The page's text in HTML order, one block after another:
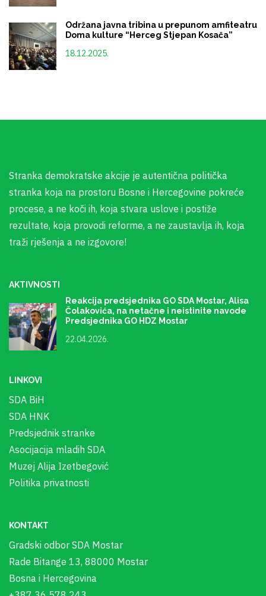
Održana javna tribina u prepunom amfiteatru
Doma kulture “Herceg Stjepan Kosača”
18.12.2025.
Stranka demokratske akcije je autentična politička
stranka koja na prostoru Bosne i Hercegovine pokreće
procese, a ne koči ih, koja stvara uslove i postiže
rezultate, koja provodi reforme, a ne zaustavlja ih, koja
traži rješenja a ne izgovore!
AKTIVNOSTI
Reakcija predsjednika GO SDA Mostar, Alisa
Čolakovića, na netačne i neistinite navode
Predsjednika GO HDZ Mostar
22.04.2026.
LINKOVI
SDA BiH
SDA HNK
Predsjednik stranke
Asocijacija mladih SDA
Muzej Alija Izetbegović
Politika privatnosti
KONTAKT
Gradski odbor SDA Mostar
Rade Bitange 13, 88000 Mostar
Bosna i Hercegovina